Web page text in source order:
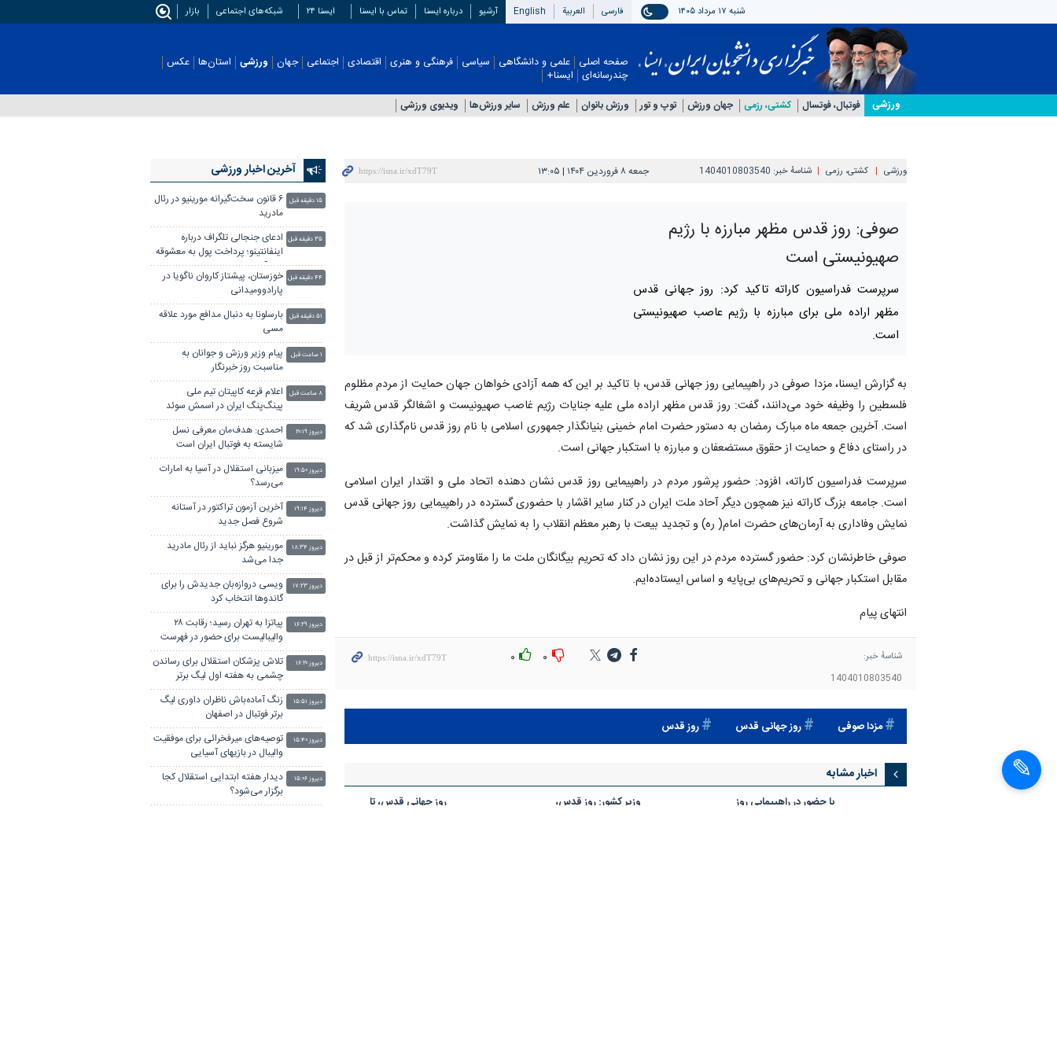
شنبه ۱۷ مرداد ۱۴۰۵ فارسی العربیة English آرشیو درباره ایسنا تماس با ایسنا ایسنا ۲۴ شبکه‌های اجتماعی بازار
صفحه اصلی علمی و دانشگاهی سیاسی فرهنگی و هنری اقتصادی اجتماعی جهان ورزشی
ورزشی فوتبال، فوتسال کشتی، رزمی جهان ورزش توپ و تور ورزش بانوان علم ورزش سایر ورزش‌ها ویدیوی ورزشی
استان‌ها عکس
چندرسانه‌ای
ایسنا+
ورزشی کشتی، رزمی شناسهٔ خبر: 1404010803540 جمعه ۸ فروردین ۱۴۰۴ | ۱۳:۰۵
صوفی: روز قدس مظهر مبارزه با رژیم
صهیونیستی است
سرپرست فدراسیون کاراته تاکید کرد: روز جهانی قدس
مظهر اراده ملی برای مبارزه با رژیم عاصب صهیونیستی
است.
به گزارش ایسنا، مزدا صوفی در راهپیمایی روز جهانی قدس، با تاکید بر این که همه آزادی خواهان جهان حمایت از مردم مظلوم
فلسطین را وظیفه خود می‌دانند، گفت: روز قدس مظهر اراده ملی علیه جنایات رژیم غاصب صهیونیست و اشغالگر قدس شریف
است. آخرین جمعه ماه مبارک رمضان به دستور حضرت امام خمینی بنیانگذار جمهوری اسلامی با نام روز قدس نام‌گذاری شد که
در راستای دفاع و حمایت از حقوق مستضعفان و مبارزه با استکبار جهانی است.
سرپرست فدراسیون کاراته، افزود: حضور پرشور مردم در راهپیمایی روز قدس نشان دهنده اتحاد ملی و اقتدار ایران اسلامی
است. جامعه بزرگ کاراته نیز همچون دیگر آحاد ملت ایران در کنار سایر اقشار با حضوری گسترده در راهپیمایی روز جهانی قدس
نمایش وفاداری به آرمان‌های حضرت امام( ره) و تجدید بیعت با رهبر معظم انقلاب را به نمایش گذاشت.
صوفی خاطرنشان کرد: حضور گسترده مردم در این روز نشان داد که تحریم بیگانگان ملت ما را مقاومتر کرده و محکم‌تر از قبل در
مقابل استکبار جهانی و تحریم‌های بی‌پایه و اساس ایستاده‌ایم.
انتهای پیام
شناسهٔ خبر:
1404010803540
۰ ۰
مزدا صوفی روز جهانی قدس روز قدس
اخبار مشابه
با حضور در راهپیمایی روز
وزیر کشور: روز قدس،
روز جهانی قدس، تا
آخرین اخبار ورزشی
۶ قانون سخت‌گیرانه مورینیو در رئال
مادرید
۱۵ دقیقه قبل
ادعای جنجالی تلگراف درباره
اینفانتینو؛ پرداخت پول به معشوقه
از درآمد یوفا
۳۵ دقیقه قبل
خوزستان، پیشتاز کاروان ناگویا در
پارادوومیدانی
۴۴ دقیقه قبل
بارسلونا به دنبال مدافع مورد علاقه
مسی
۵۱ دقیقه قبل
پیام وزیر ورزش و جوانان به
مناسبت روز خبرنگار
۱ ساعت قبل
اعلام قرعه کاپیتان تیم ملی
پینگ‌پنگ ایران در اسمش سوئد
۸ ساعت قبل
احمدی: هدف‌مان معرفی نسل
شایسته به فوتبال ایران است
دیروز ۲۰:۱۹
میزبانی استقلال در آسیا به امارات
می‌رسد؟
دیروز ۱۹:۵۰
آخرین آزمون تراکتور در آستانه
شروع فصل جدید
دیروز ۱۹:۱۴
مورینیو هرگز نباید از رئال مادرید
جدا می‌شد
دیروز ۱۸:۳۴
ویسی دروازه‌بان جدیدش را برای
گاندوها انتخاب کرد
دیروز ۱۷:۲۳
پیاتزا به تهران رسید؛ رقابت ۲۸
والیبالیست برای حضور در فهرست
نهایی
دیروز ۱۶:۲۹
تلاش پزشکان استقلال برای رساندن
چشمی به هفته اول لیگ برتر
دیروز ۱۶:۲۰
زنگ آماده‌باش ناظران داوری لیگ
برتر فوتبال در اصفهان
دیروز ۱۵:۵۱
توصیه‌های میرفخرائی برای موفقیت
والیبال در بازیهای آسیایی
دیروز ۱۵:۴۰
دیدار هفته ابتدایی استقلال کجا
برگزار می‌شود؟
دیروز ۱۵:۰۶